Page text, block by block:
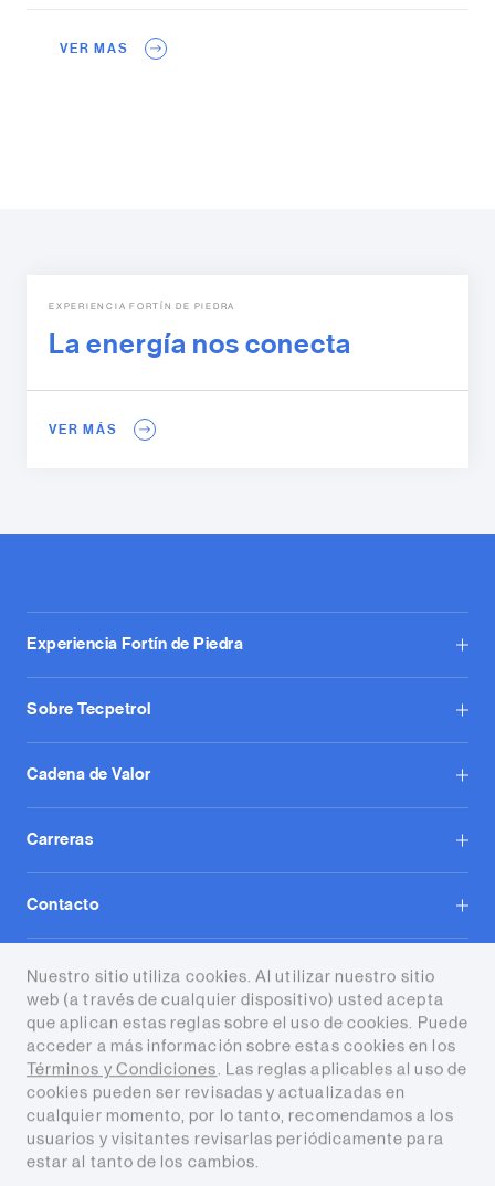
VER MAS
EXPERIENCIA FORTÍN DE PIEDRA
La energía nos conecta
VER MÁS
Experiencia Fortín de Piedra
Sobre Tecpetrol
Cadena de Valor
Carreras
Contacto
Tecpetrol S.A.
Términos y condiciones
Nuestro sitio utiliza cookies. Al utilizar nuestro sitio
web (a través de cualquier dispositivo) usted acepta
que aplican estas reglas sobre el uso de cookies. Puede
acceder a más información sobre estas cookies en los
Términos y Condiciones. Las reglas aplicables al uso de
cookies pueden ser revisadas y actualizadas en
cualquier momento, por lo tanto, recomendamos a los
usuarios y visitantes revisarlas periódicamente para
estar al tanto de los cambios.